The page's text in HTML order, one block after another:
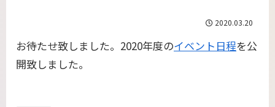
2020.03.20
お待たせ致しました。2020年度のイベント日程を公
開致しました。